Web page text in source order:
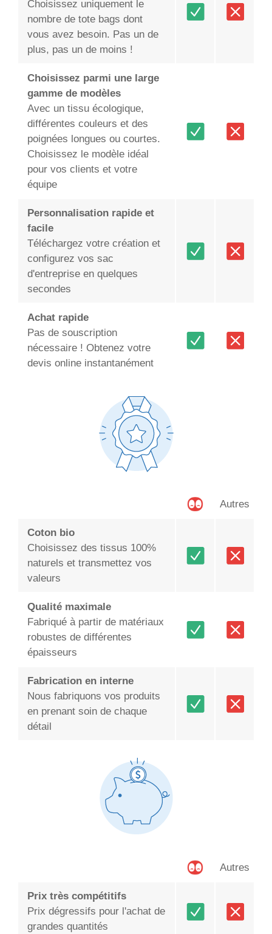
Choisissez uniquement le
nombre de tote bags dont
vous avez besoin. Pas un de
plus, pas un de moins !
Choisissez parmi une large
gamme de modèles
Avec un tissu écologique,
différentes couleurs et des
poignées longues ou courtes.
Choisissez le modèle idéal
pour vos clients et votre
équipe
Personnalisation rapide et
facile
Téléchargez votre création et
configurez vos sac
d'entreprise en quelques
secondes
Achat rapide
Pas de souscription
nécessaire ! Obtenez votre
devis online instantanément
Autres
Coton bio
Choisissez des tissus 100%
naturels et transmettez vos
valeurs
Qualité maximale
Fabriqué à partir de matériaux
robustes de différentes
épaisseurs
Fabrication en interne
Nous fabriquons vos produits
en prenant soin de chaque
détail
Autres
Prix très compétitifs
Prix dégressifs pour l'achat de
grandes quantités